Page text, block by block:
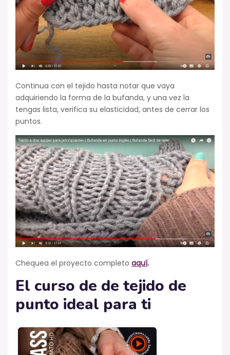
Continua con el tejido hasta notar que vaya
adquiriendo la forma de la bufanda, y una vez la
tengas lista, verifica su elasticidad, antes de cerrar los
puntos.
Chequea el proyecto completo aquí.
El curso de de tejido de
punto ideal para ti